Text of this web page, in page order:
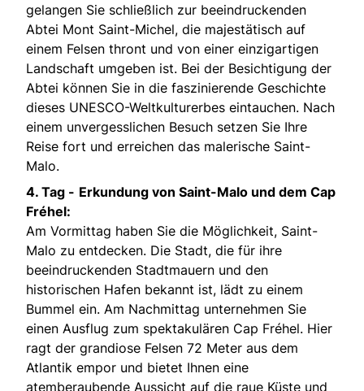
gelangen Sie schließlich zur beeindruckenden
Abtei Mont Saint-Michel, die majestätisch auf
einem Felsen thront und von einer einzigartigen
Landschaft umgeben ist. Bei der Besichtigung der
Abtei können Sie in die faszinierende Geschichte
dieses UNESCO-Weltkulturerbes eintauchen. Nach
einem unvergesslichen Besuch setzen Sie Ihre
Reise fort und erreichen das malerische Saint-
Malo.
4. Tag - Erkundung von Saint-Malo und dem Cap
Fréhel:
Am Vormittag haben Sie die Möglichkeit, Saint-
Malo zu entdecken. Die Stadt, die für ihre
beeindruckenden Stadtmauern und den
historischen Hafen bekannt ist, lädt zu einem
Bummel ein. Am Nachmittag unternehmen Sie
einen Ausflug zum spektakulären Cap Fréhel. Hier
ragt der grandiose Felsen 72 Meter aus dem
Atlantik empor und bietet Ihnen eine
atemberaubende Aussicht auf die raue Küste und